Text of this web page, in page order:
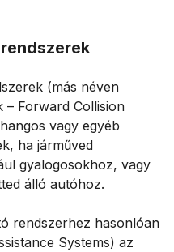
(más néven
– Forward Collision
vagy egyéb
ha járműved
gyalogosokhoz, vagy
álló autóhoz.
rendszerhez hasonlóan
Systems) az